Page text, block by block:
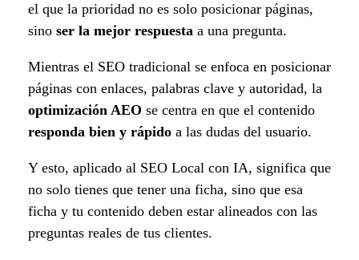
el que la prioridad no es solo posicionar páginas,
sino ser la mejor respuesta a una pregunta.
Mientras el SEO tradicional se enfoca en posicionar
páginas con enlaces, palabras clave y autoridad, la
optimización AEO se centra en que el contenido
responda bien y rápido a las dudas del usuario.
Y esto, aplicado al SEO Local con IA, significa que
no solo tienes que tener una ficha, sino que esa
ficha y tu contenido deben estar alineados con las
preguntas reales de tus clientes.